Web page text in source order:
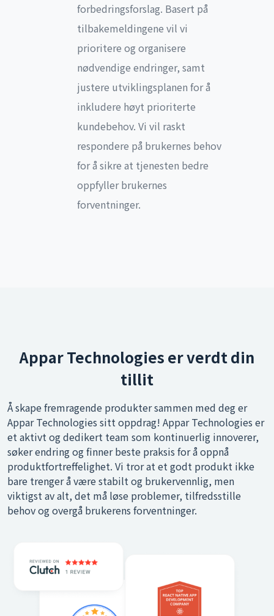
forbedringsforslag. Basert på
tilbakemeldingene vil vi
prioritere og organisere
nødvendige endringer, samt
justere utviklingsplanen for å
inkludere høyt prioriterte
kundebehov. Vi vil raskt
respondere på brukernes behov
for å sikre at tjenesten bedre
oppfyller brukernes
forventninger.
Appar Technologies er verdt din
tillit
Å skape fremragende produkter sammen med deg er
Appar Technologies sitt oppdrag! Appar Technologies er
et aktivt og dedikert team som kontinuerlig innoverer,
søker endring og finner beste praksis for å oppnå
produktfortreffelighet. Vi tror at et godt produkt ikke
bare trenger å være stabilt og brukervennlig, men
viktigst av alt, det må løse problemer, tilfredsstille
behov og overgå brukerens forventninger.